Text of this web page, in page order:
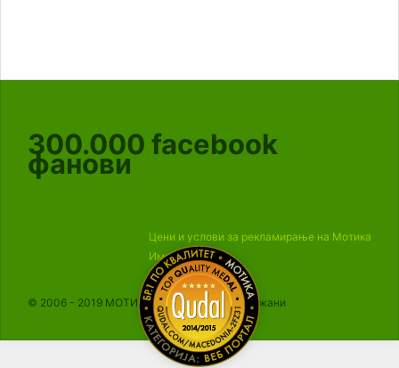
300.000 facebook
фанови
Цени и услови за рекламирање на Мотика
Импресум
© 2006 - 2019 МОТИКА, Сите права се задржани